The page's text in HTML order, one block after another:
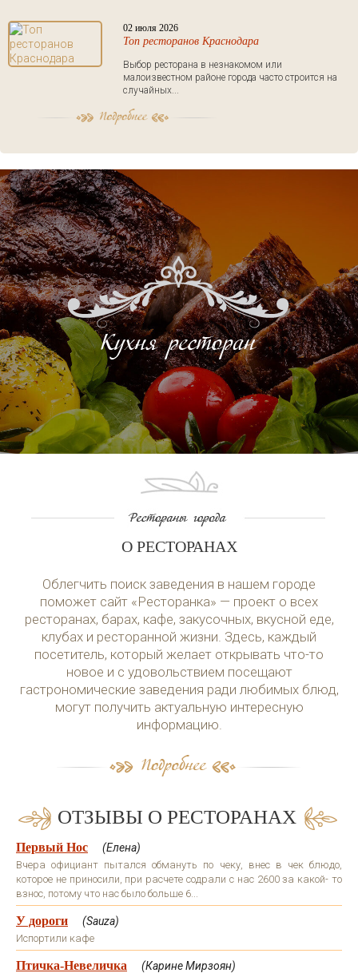
02 июля 2026
Топ ресторанов Краснодара
Выбор ресторана в незнакомом или
малоизвестном районе города часто строится на
случайных...
О РЕСТОРАНАХ
Облегчить поиск заведения в нашем городе
поможет сайт «Ресторанка» — проект о всех
ресторанах, барах, кафе, закусочных, вкусной еде,
клубах и ресторанной жизни. Здесь, каждый
посетитель, который желает открывать что-то
новое и с удовольствием посещают
гастрономические заведения ради любимых блюд,
могут получить актуальную интересную
информацию.
ОТЗЫВЫ О РЕСТОРАНАХ
Первый Нос (Елена)
Вчера официант пытался обмануть по чеку, внес в чек блюдо,
которое не приносили, при расчете содрали с нас 2600 за какой- то
взнос, потому что нас было больше 6...
У дороги (Sauza)
Испортили кафе
Птичка-Невеличка (Карине Мирзоян)